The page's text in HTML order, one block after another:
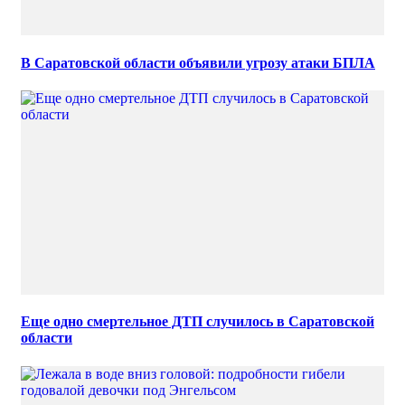
В Саратовской области объявили угрозу атаки БПЛА
Еще одно смертельное ДТП случилось в Саратовской
области